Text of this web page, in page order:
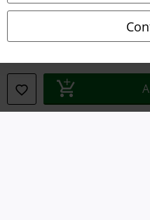
Todos los precios incluyen el
© 1986-2026 E.M.P.